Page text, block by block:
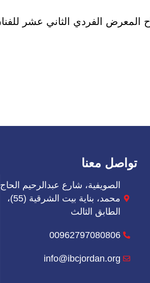
تواصل معنا
الصويفية، شارع عبدالرحيم الحاج
محمد، بناية بيت الشرقية (55)،
الطابق الثالث
00962797080806
info@ibcjordan.org